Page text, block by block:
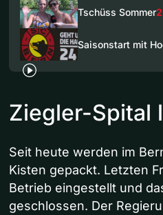
Tschüss Sommer
Saisonstart mit
Ziegler-Spital
Seit heute werden im
Kisten gepackt. Letzten
Betrieb eingestellt und
geschlossen. Der